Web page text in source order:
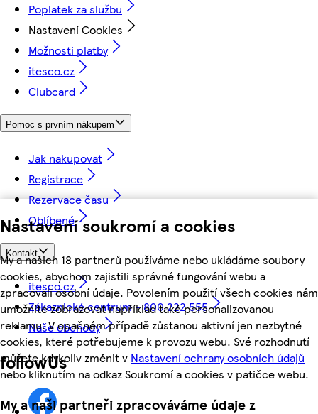
Nastavení soukromí a cookies
My a našich 18 partnerů používáme nebo ukládáme soubory
cookies, abychom zajistili správné fungování webu a
zpracovali osobní údaje. Povolením použití všech cookies nám
umožníte zobrazovat například také personalizovanou
reklamu. V opačném případě zůstanou aktivní jen nezbytné
cookies, které potřebujeme k provozu webu. Své rozhodnutí
můžete kdykoliv změnit v Nastavení ochrany osobních údajů
nebo kliknutím na odkaz Soukromí a cookies v patičce webu.
My a naši partneři zpracováváme údaje z
Poplatek za službu
Nastavení Cookies
Možnosti platby
itesco.cz
Clubcard
Pomoc s prvním nákupem
Jak nakupovat
Registrace
Rezervace času
Oblíbené
Kontakt
itesco.cz
Zákaznické centrum - 800 222 555
Naše obchody
followUs